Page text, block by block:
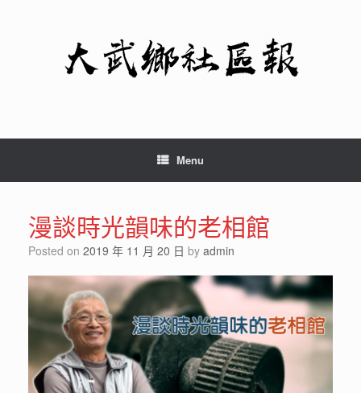
Menu
漫談時光韻味的老相館
Posted on 2019 年 11 月 20 日 by admin